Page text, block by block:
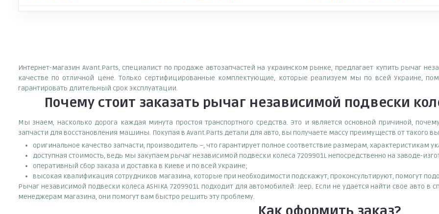
Интернет-магазин Avant.Parts, специалист по продаже автозапчастей на украинском рынке, предлагает купить рычаг
качестве по отличной цене. Только сертифицированные комплектующие, которые реализуем мы по всей Украине,
гарантировать длительный срок эксплуатации.
Почему стоит заказать рычаг независимой подвески
Мы знаем, насколько дорога каждая минута простоя транспортного средства. Это и является основной причиной,
запчасти для восстановления машины. Покупая в Avant.Parts детали для авто, вы получаете массу преимуществ от такого
оригинальное качество запчасти, производитель –, что гарантирует полное соответствие размерам, характеристикам
доступная стоимость, ведь мы закупаем рычаг независимой подвески колеса 7209901L непосредственно на заводе-
оперативный сбор заказа и доставка в Киеве и по всей Украине;
высокая квалификация сотрудников магазина, которые при необходимости подскажут, проконсультируют, помогут
Рычаг независимой подвески колеса ASHIKA 7209901L подходит для автомобилей: Jeep. Если не удается найти свое авто
менеджерам магазина, они помогут вам быстро решить эту проблему.